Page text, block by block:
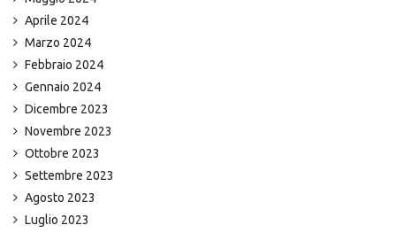
Aprile 2024
Marzo 2024
Febbraio 2024
Gennaio 2024
Dicembre 2023
Novembre 2023
Ottobre 2023
Settembre 2023
Agosto 2023
Luglio 2023